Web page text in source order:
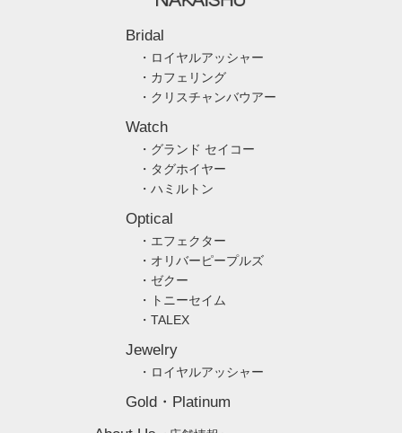
Bridal
・ロイヤルアッシャー
・カフェリング
・クリスチャンバウアー
Watch
・グランド セイコー
・タグホイヤー
・ハミルトン
Optical
・エフェクター
・オリバーピープルズ
・ゼクー
・トニーセイム
・TALEX
Jewelry
・ロイヤルアッシャー
Gold・Platinum